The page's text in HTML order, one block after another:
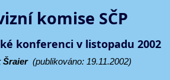
komise SČP
konferenci v listopadu 2002
Šraier(publikováno: 19.11.2002)